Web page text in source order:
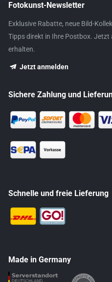
Fotokunst-Newsletter
Exklusive Rabatte, neue Bild-
Tipps direkt in Ihre Postbox. Jetzt
erhalten.
Jetzt anmelden
Sichere Zahlung und
Schnelle und freie Lieferung
Made in Germany